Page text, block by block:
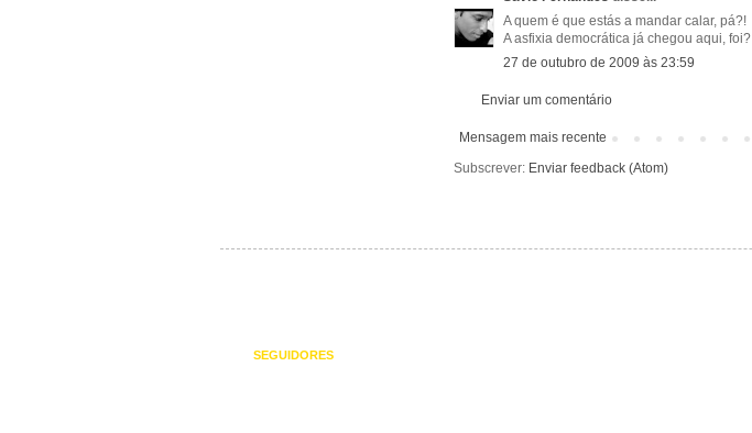
A quem é que estás a mandar calar, pá?!
A asfixia democrática já chegou aqui, foi?
27 de outubro de 2009 às 23:59
Enviar um comentário
Mensagem mais recente
Subscrever: Enviar feedback (Atom)
SEGUIDORES